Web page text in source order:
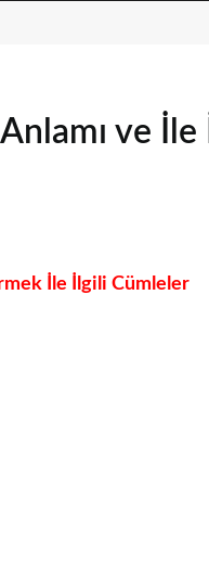
ve
İle İlgili Cümleler